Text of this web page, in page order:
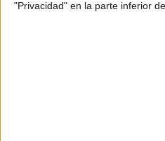
"Privacidad" en la parte inferior
Responsable:Compás